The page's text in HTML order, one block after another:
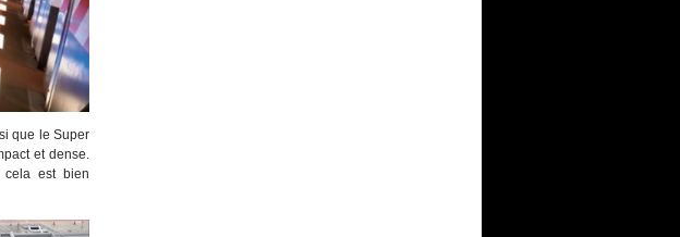
que le Super
et dense.
cela est bien